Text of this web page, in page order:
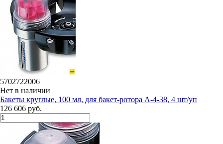
5702722006
Нет в наличии
Бакеты круглые, 100 мл, для бакет-ротора А-4-38, 4 шт/уп
126 606 руб.